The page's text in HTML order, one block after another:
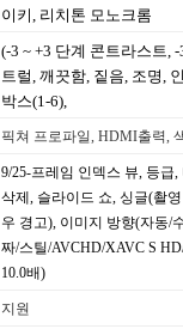
이키, 리치톤 모노크롬
(-3 ~ +3 단계 콘트라스트,
트럴, 깨끗함, 짙음, 조명,
박스(1-6),
픽쳐 프로파일, HDMI출력,
9/25-프레임 인덱스 뷰, 등급
삭제, 슬라이드 쇼, 싱글(촬
우 경고), 이미지 방향(자동/
짜/스틸/AVCHD/XAVC S
10.0배)
지원